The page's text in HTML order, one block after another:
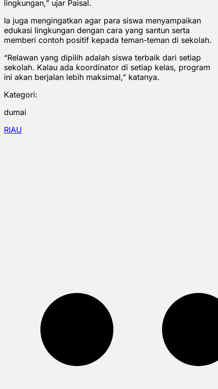
lingkungan,” ujar Paisal.
Ia juga mengingatkan agar para siswa menyampaikan
edukasi lingkungan dengan cara yang santun serta
memberi contoh positif kepada teman-teman di sekolah.
“Relawan yang dipilih adalah siswa terbaik dari setiap
sekolah. Kalau ada koordinator di setiap kelas, program
ini akan berjalan lebih maksimal,” katanya.
Kategori:
dumai
RIAU